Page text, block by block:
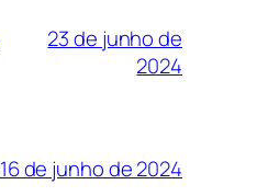
23 de junho de
2024
16 de junho de 2024